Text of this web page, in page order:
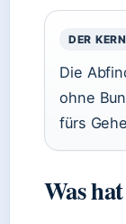
DER KERN
Die
ohne
fürs
Was